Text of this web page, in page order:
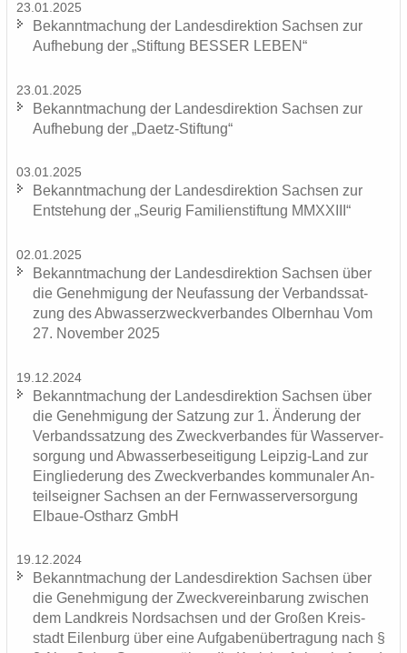
23.01.2025
Be­kannt­ma­chung der Lan­des­di­rek­ti­on Sach­sen zur
Auf­he­bung der „Stif­tung BES­SER LEBEN“
23.01.2025
Be­kannt­ma­chung der Lan­des­di­rek­ti­on Sach­sen zur
Auf­he­bung der „Daetz-​Stiftung“
03.01.2025
Be­kannt­ma­chung der Lan­des­di­rek­ti­on Sach­sen zur
Ent­ste­hung der „Seu­rig Fa­mi­li­en­stif­tung MMXXIII“
02.01.2025
Be­kannt­ma­chung der Lan­des­di­rek­ti­on Sach­sen über
die Ge­neh­mi­gung der Neu­fas­sung der Ver­bands­sat­
zung des Ab­was­ser­zweck­ver­ban­des Ol­bern­hau Vom
27. No­vem­ber 2025
19.12.2024
Be­kannt­ma­chung der Lan­des­di­rek­ti­on Sach­sen über
die Ge­neh­mi­gung der Sat­zung zur 1. Än­de­rung der
Ver­bands­sat­zung des Zweck­ver­ban­des für Was­ser­ver­
sor­gung und Ab­was­ser­be­sei­ti­gung Leipzig-​Land zur
Ein­glie­de­rung des Zweck­ver­ban­des kom­mu­na­ler An­
teils­eig­ner Sach­sen an der Fern­was­ser­ver­sor­gung
Elbaue-​Ostharz GmbH
19.12.2024
Be­kannt­ma­chung der Lan­des­di­rek­ti­on Sach­sen über
die Ge­neh­mi­gung der Zweck­ver­ein­ba­rung zwi­schen
dem Land­kreis Nord­sach­sen und der Gro­ßen Kreis­
stadt Ei­len­burg über eine Auf­ga­ben­über­tra­gung nach §